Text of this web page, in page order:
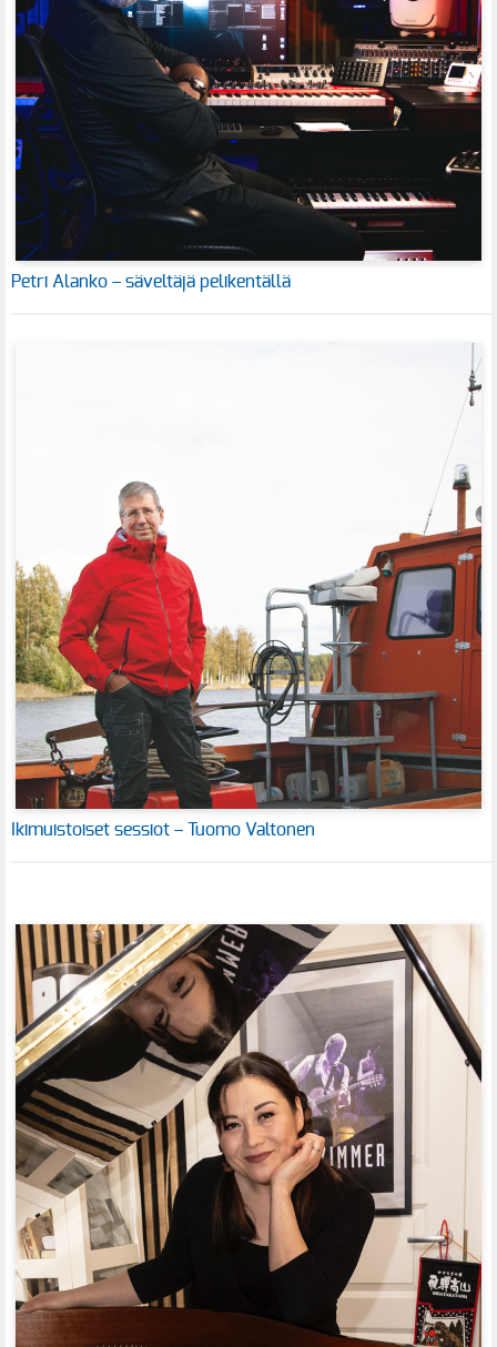
Petri Alanko – säveltäjä pelikentällä
Ikimuistoiset sessiot – Tuomo Valtonen